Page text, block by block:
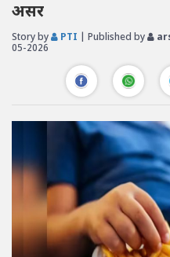
असर
Story by PTI | Published by
05-2026